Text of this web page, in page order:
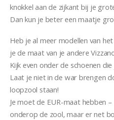
knokkel aan de zijkant bij je
Dan kun je beter een maatje
Heb je al meer modellen van
je de maat van je andere
Kijk even onder de schoenen
Laat je niet in de war brengen
loopzool staan!
Je moet de EUR-maat hebben
onderop de zool, maar er net